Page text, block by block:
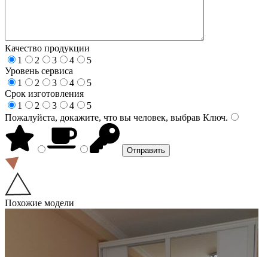
Качество продукции
1
2 3 4
5
Уровень сервиса
1
2 3 4
5
Срок изготовления
1
2 3 4
5
Пожалуйста, докажите, что вы человек, выбрав Ключ.
Похожие модели